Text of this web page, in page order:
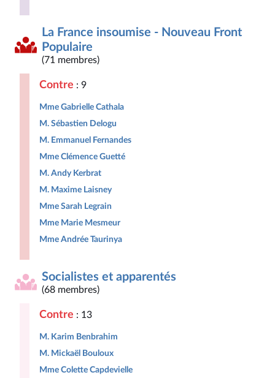
La France insoumise - Nouveau Front
Populaire
(71 membres)
Contre : 9
Mme Gabrielle Cathala
M. Sébastien Delogu
M. Emmanuel Fernandes
Mme Clémence Guetté
M. Andy Kerbrat
M. Maxime Laisney
Mme Sarah Legrain
Mme Marie Mesmeur
Mme Andrée Taurinya
Socialistes et apparentés
(68 membres)
Contre : 13
M. Karim Benbrahim
M. Mickaël Bouloux
Mme Colette Capdevielle